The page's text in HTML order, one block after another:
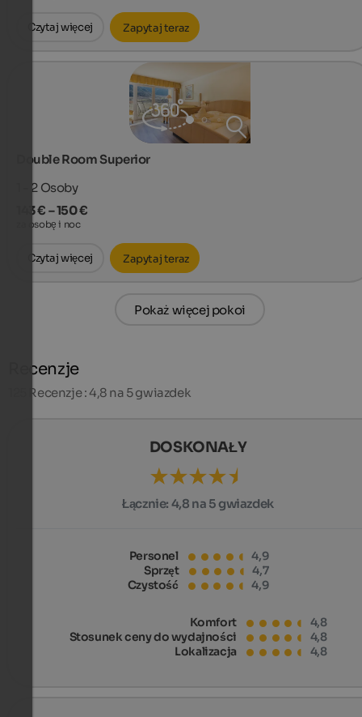
Czytaj więcej Zapytaj teraz
Double Room Superior
1 - 2 Osoby
143 € – 150 €
za osobę i noc
Czytaj więcej Zapytaj teraz
Pokaż więcej pokoi
Recenzje
Recenzje : 4,8 na 5 gwiazdek
DOSKONAŁY
Łącznie: 4,8 na 5 gwiazdek
Personel
4,9
Sprzęt
4,7
Czystość
4,9
Komfort
4,8
Stosunek ceny do wydajności
4,8
Lokalizacja
4,8